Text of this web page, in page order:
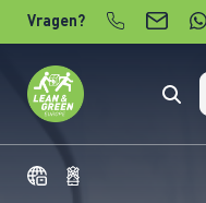
Verder naar content
Vragen?